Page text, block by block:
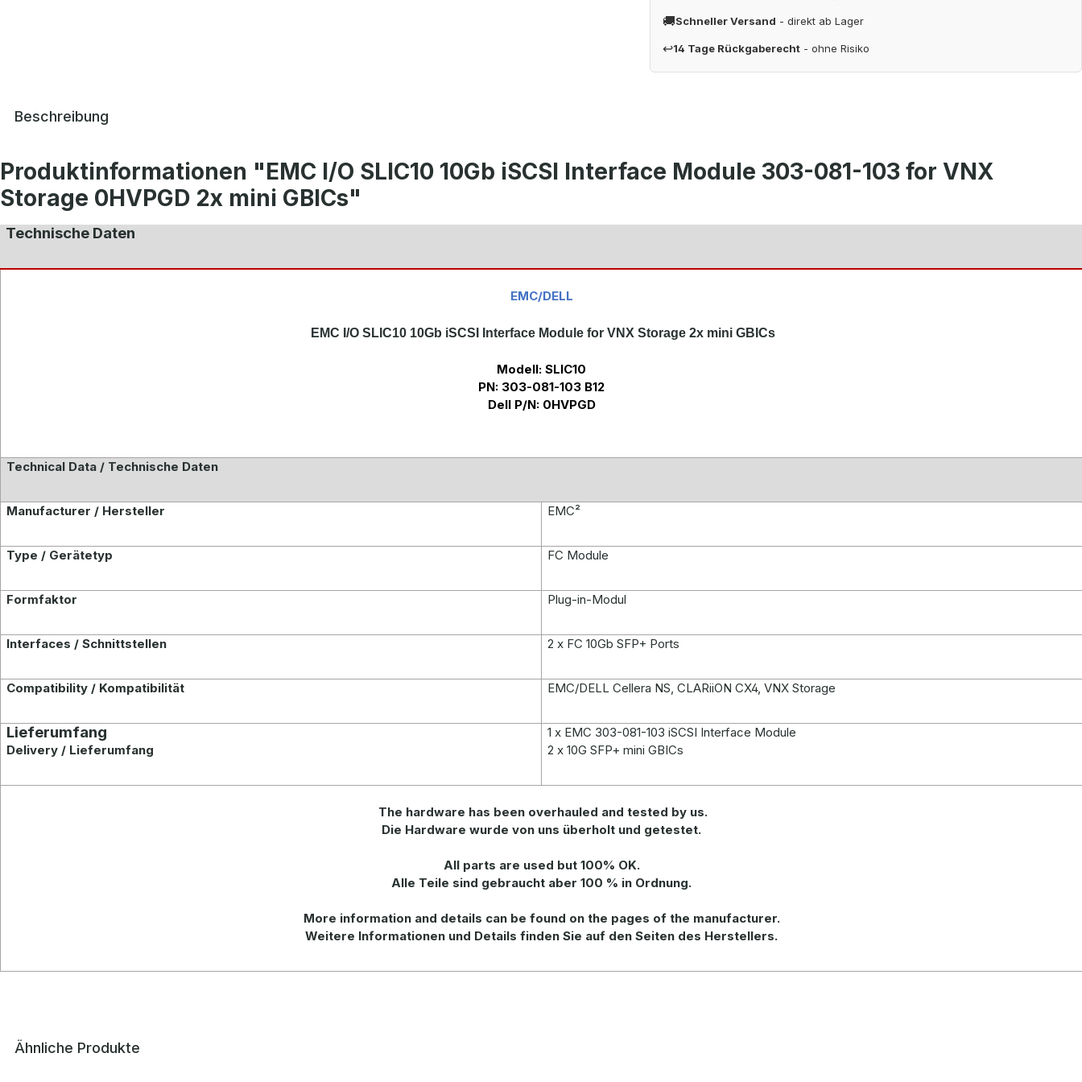
🚚Schneller Versand - direkt ab Lager
↩14 Tage Rückgaberecht - ohne Risiko
Beschreibung
Produktinformationen "EMC I/O SLIC10 10Gb iSCSI Interface Module 303-081-103 for VNX
Storage 0HVPGD 2x mini GBICs"
Technische Daten
EMC/DELL
EMC I/O SLIC10 10Gb iSCSI Interface Module for VNX Storage 2x mini GBICs
Modell: SLIC10
PN: 303-081-103 B12
Dell P/N: 0HVPGD
Technical Data / Technische Daten
Manufacturer / Hersteller EMC²
Type / Gerätetyp FC Module
Formfaktor Plug-in-Modul
Interfaces / Schnittstellen 2 x FC 10Gb SFP+ Ports
Compatibility / Kompatibilität EMC/DELL Cellera NS, CLARiiON CX4, VNX Storage
Lieferumfang
Delivery / Lieferumfang
1 x EMC 303-081-103 iSCSI Interface Module
2 x 10G SFP+ mini GBICs
The hardware has been overhauled and tested by us.
Die Hardware wurde von uns überholt und getestet.
All parts are used but 100% OK.
Alle Teile sind gebraucht aber 100 % in Ordnung.
More information and details can be found on the pages of the manufacturer.
Weitere Informationen und Details finden Sie auf den Seiten des Herstellers.
Ähnliche Produkte